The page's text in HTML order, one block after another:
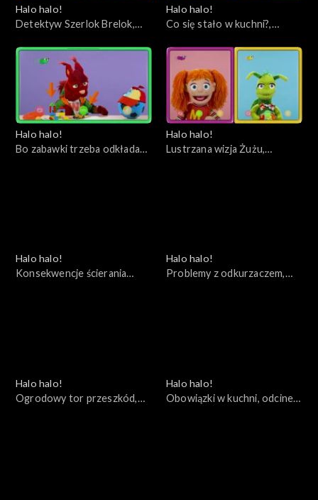
Halo halo!
Detektyw Szerlok Brelok,
Halo halo!
Co się stało w kuchni?,
Halo halo!
Bo zabawki trzeba odkładać
Halo halo!
Lustrzana wizja Żużu,
Halo halo!
Konsekwencje ścierania
Halo halo!
Problemy z odkurzaczem,
Halo halo!
Ogrodowy tor przeszkód,
Halo halo!
Obowiązki w kuchni, odcinek